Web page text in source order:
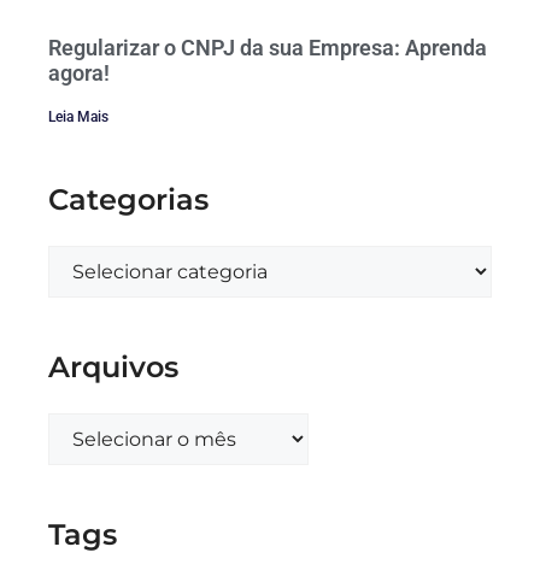
Regularizar o CNPJ da sua Empresa: Aprenda
agora!
Leia Mais
Categorias
Arquivos
Tags